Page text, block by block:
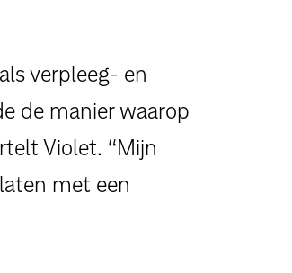
verpleeg- en
de manier waarop
Violet. “Mijn
met een